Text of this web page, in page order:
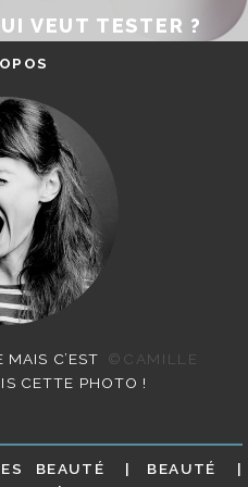
VEUT TESTER ?
MAIS C’EST
©CAMILLE
CETTE PHOTO !
BEAUTÉ
BEAUTÉ